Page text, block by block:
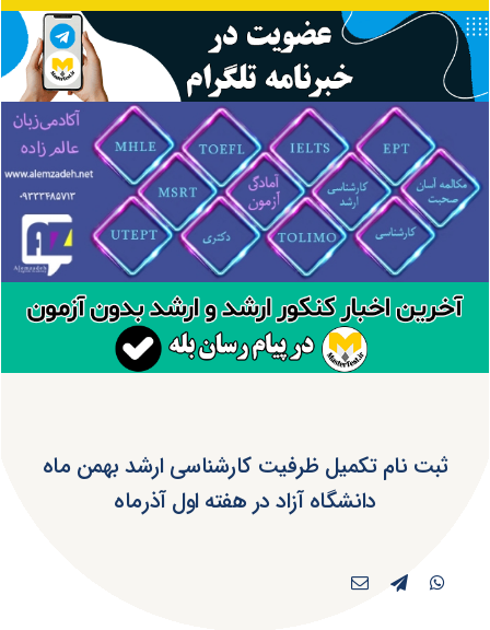
ثبت نام تکمیل ظرفیت کارشناسی ارشد بهمن‌ ماه
دانشگاه آزاد در هفته اول آذرماه